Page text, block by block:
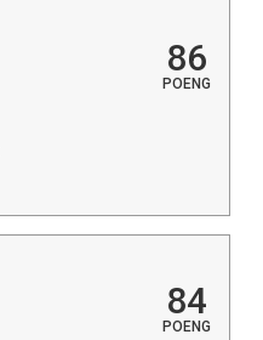
86
POENG
84
POENG